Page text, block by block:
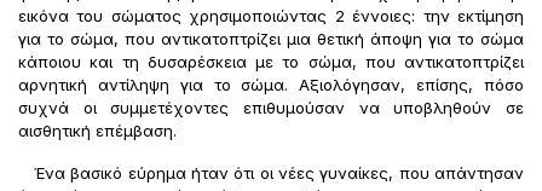
εικόνα του σώματος χρησιμοποιώντας 2 έννοιες: την εκτίμηση
για το σώμα, που αντικατοπτρίζει μια θετική άποψη για το σώμα
κάποιου και τη δυσαρέσκεια με το σώμα, που αντικατοπτρίζει
αρνητική αντίληψη για το σώμα. Αξιολόγησαν, επίσης, πόσο
συχνά οι συμμετέχοντες επιθυμούσαν να υποβληθούν σε
αισθητική επέμβαση.
Ένα βασικό εύρημα ήταν ότι οι νέες γυναίκες, που απάντησαν